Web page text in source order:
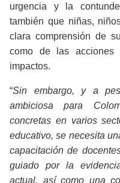
urgencia y la
también que niñas,
clara comprensión de
como de las acciones
impactos.
“Sin embargo, y a
ambiciosa para
concretas en varios
educativo, se necesita
capacitación de
guiado por la
actual, así como una